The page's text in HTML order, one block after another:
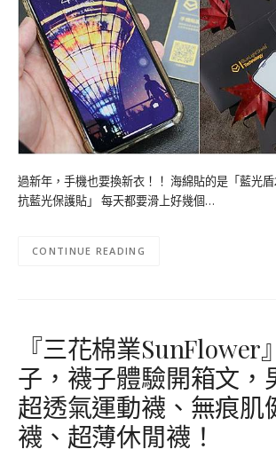
過新年，手機也要換新衣！！ 海綿貼的是「藍光
抗藍光保護貼」 每天都要滑上好幾個…
CONTINUE READING
『三花棉業SunFlower
子，襪子體驗開箱文，
超透氣運動襪、無痕肌
襪、超薄休閒襪！